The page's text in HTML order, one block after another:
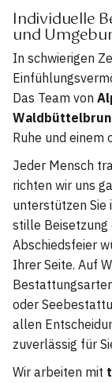
Individuelle
und
In schwierigen
Das Team von
Ruhe und einem
Jeder Mensch
richten wir uns
unterstützen Sie
stille
Abschiedsfeier
Ihrer Seite. Auf
oder
allen
zuverlässig für
Wir arbeiten mit